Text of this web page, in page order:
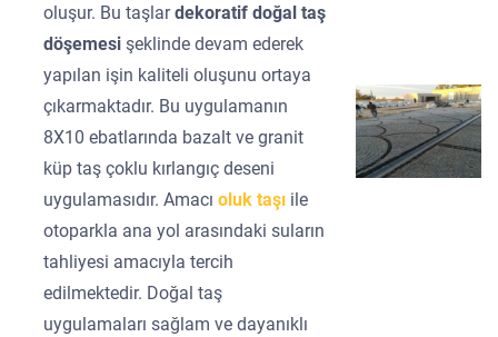
oluşur. Bu taşlardekoratif doğal taş
döşemesişeklinde devam ederek
yapılan işin kaliteli oluşunu ortaya
çıkarmaktadır. Bu uygulamanın
8X10 ebatlarında bazalt ve granit
küp taş çoklu kırlangıç deseni
uygulamasıdır. Amacıoluk taşı ile
otoparkla ana yol arasındaki suların
tahliyesi amacıyla tercih
edilmektedir. Doğal taş
uygulamaları sağlam ve dayanıklı